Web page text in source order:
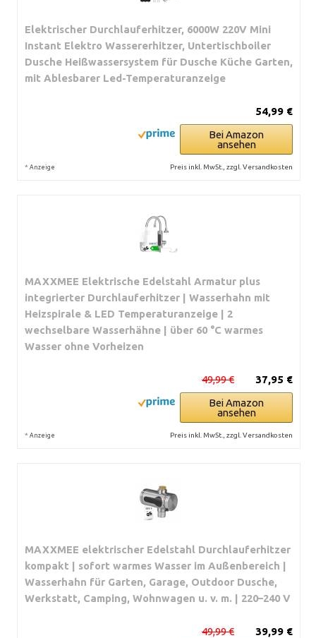
Elektrischer Durchlauferhitzer, 6000W 220V Mini
Instant Elektro Wassererhitzer, Untertischboiler
Dusche Heißwassersystem für Dusche Küche Garten,
mit Ablesbarer Led-Temperaturanzeige
54,99 €
Bei Amazon
ansehen
* Anzeige Preis inkl. MwSt., zzgl. Versandkosten
MAXXMEE Elektrische Edelstahl Armatur plus
integrierter Durchlauferhitzer | Wasserhahn mit
Heizspirale & LED Temperaturanzeige | 2
wechselbare Wasserhähne | über 60 °C warmes
Wasser ohne Vorheizen
37,95 €
49,99 €
Bei Amazon
ansehen
* Anzeige Preis inkl. MwSt., zzgl. Versandkosten
MAXXMEE elektrischer Edelstahl Durchlauferhitzer
kompakt | sofort warmes Wasser im Außenbereich |
Wasserhahn für Garten, Garage, Outdoor Dusche,
Werkstatt, Camping, Wohnwagen u. v. m. | 220–240 V
39,99 €
49,99 €